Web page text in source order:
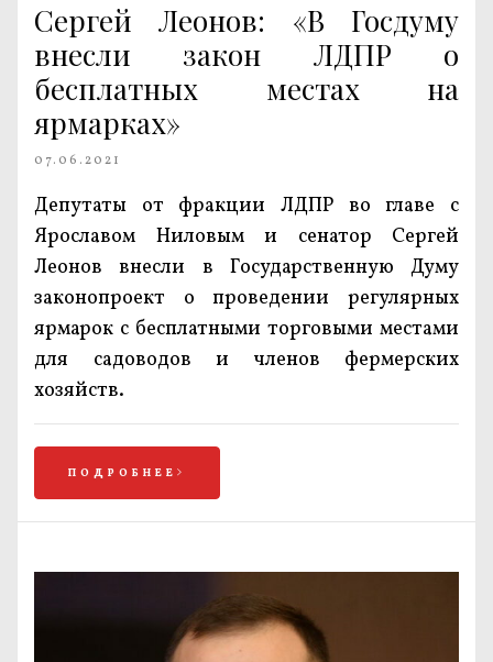
Сергей Леонов: «В Госдуму
внесли закон ЛДПР о
бесплатных местах на
ярмарках»
07.06.2021
Депутаты от фракции ЛДПР во главе с
Ярославом Ниловым и сенатор Сергей
Леонов внесли в Государственную Думу
законопроект о проведении регулярных
ярмарок с бесплатными торговыми местами
для садоводов и членов фермерских
хозяйств.
ПОДРОБНЕЕ